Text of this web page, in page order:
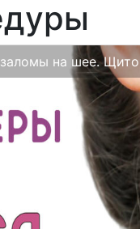
на шее.